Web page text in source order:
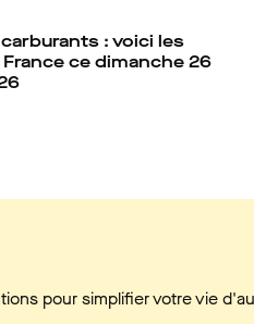
: voici les
ce dimanche 26
pour simplifier votre vie